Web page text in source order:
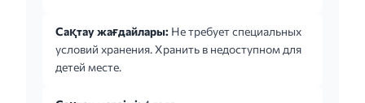
независимо от времени приема пищи.
Начальная доза составляет в среднем 10 мг 1
раз/сут. Доза варьирует от 10 до 80 мг 1 раз/
Сақтау жағдайлары: Не требует специальных
условий хранения. Хранить в недоступном для
детей месте.